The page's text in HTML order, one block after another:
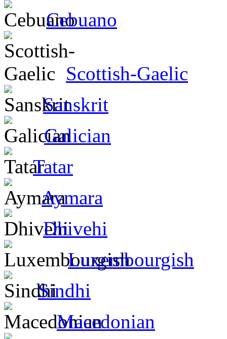
Cebuano
Scottish-Gaelic
Sanskrit
Galician
Tatar
Aymara
Dhivehi
Luxembourgish
Sindhi
Macedonian